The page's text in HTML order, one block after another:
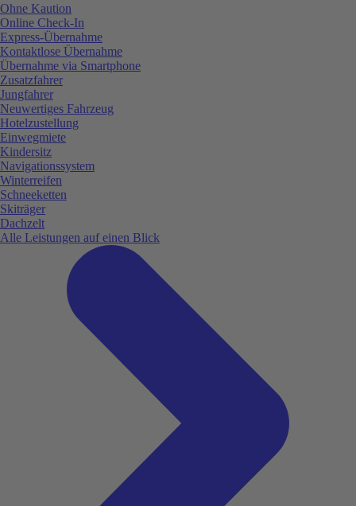
Ohne Kaution
Online Check-In
Express-Übernahme
Kontaktlose Übernahme
Übernahme via Smartphone
Zusatzfahrer
Jungfahrer
Neuwertiges Fahrzeug
Hotelzustellung
Einwegmiete
Kindersitz
Navigationssystem
Winterreifen
Schneeketten
Skiträger
Dachzelt
Alle Leistungen auf einen Blick